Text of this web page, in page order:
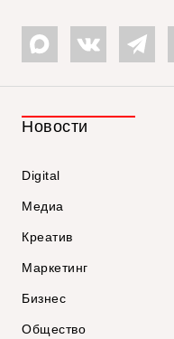
Новости
Digital
Медиа
Креатив
Маркетинг
Бизнес
Общество